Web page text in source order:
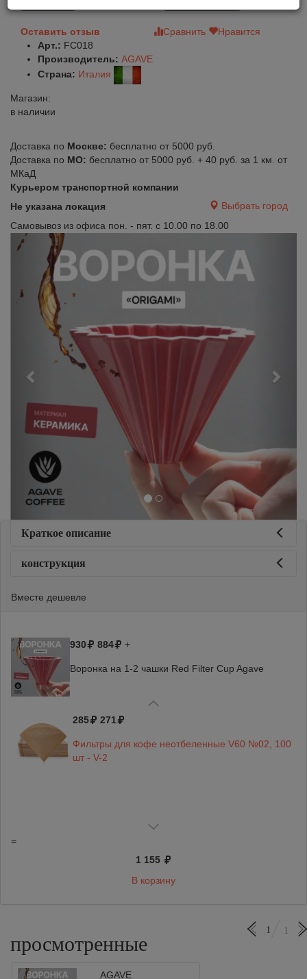
Оставить отзыв Сравнить
Нравится
Арт.: FC018
Производитель: AGAVE
Страна: Италия
Магазин:
в наличии
Доставка по Москве: бесплатно от 5000 руб.
Доставка по МО: бесплатно от 5000 руб. + 40 руб. за 1 км. от
МКаД
Курьером транспортной компании
Не указана локация
Выбрать город
Самовывоз из офиса пон. - пят. с 10.00 по 18.00
Previous
Краткое описание
конструкция
Вместе дешевле
930 884 +
Воронка на 1-2 чашки Red Filter Cup Agave
285 271
Фильтры для кофе неотбеленные V60 №02, 100
шт - V-2
=
1 155
В корзину
просмотренные
1 1
AGAVE